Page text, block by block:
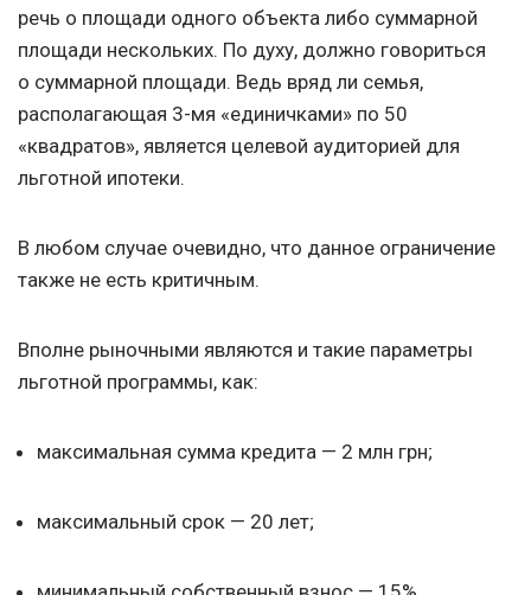
речь о площади одного объекта либо суммарной
площади нескольких. По духу, должно говориться
о суммарной площади. Ведь вряд ли семья,
располагающая 3-мя «единичками» по 50
«квадратов», является целевой аудиторией для
льготной ипотеки.
В любом случае очевидно, что данное ограничение
также не есть критичным.
Вполне рыночными являются и такие параметры
льготной программы, как:
максимальная сумма кредита — 2 млн грн;
максимальный срок — 20 лет;